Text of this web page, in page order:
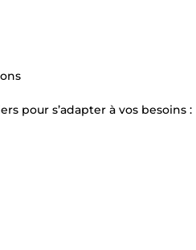
pour s’adapter à vos besoins :